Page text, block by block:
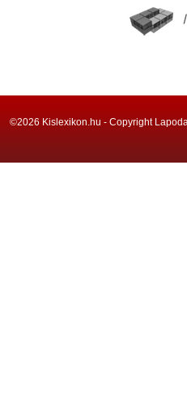
©2026 Kislexikon.hu - Copyright